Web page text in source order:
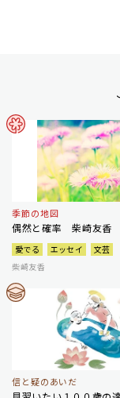
季節の地図
偶然と確率 柴崎友香
愛でる エッセイ
文芸
柴崎友香
信と疑のあいだ